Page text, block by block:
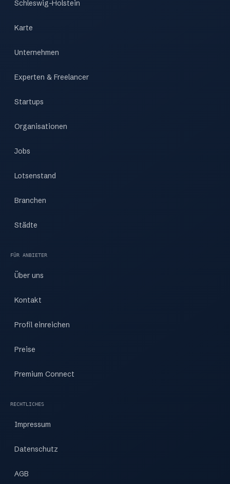
Schleswig-Holstein
Karte
Unternehmen
Experten & Freelancer
Startups
Organisationen
Jobs
Lotsenstand
Branchen
Städte
FÜR ANBIETER
Über uns
Kontakt
Profil einreichen
Preise
Premium Connect
RECHTLICHES
Impressum
Datenschutz
AGB